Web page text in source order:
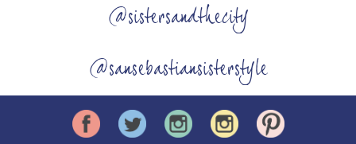
@sistersandthecity
@sansebastiansisterstyle